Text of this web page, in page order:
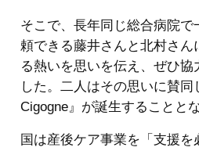
そこで、長年同じ総合病院
頼できる藤井さんと北村さん
る熱いを思いを伝え、ぜひ協
した。二人はその思いに賛
Cigogne』が誕生することと
国は産後ケア事業を「支援